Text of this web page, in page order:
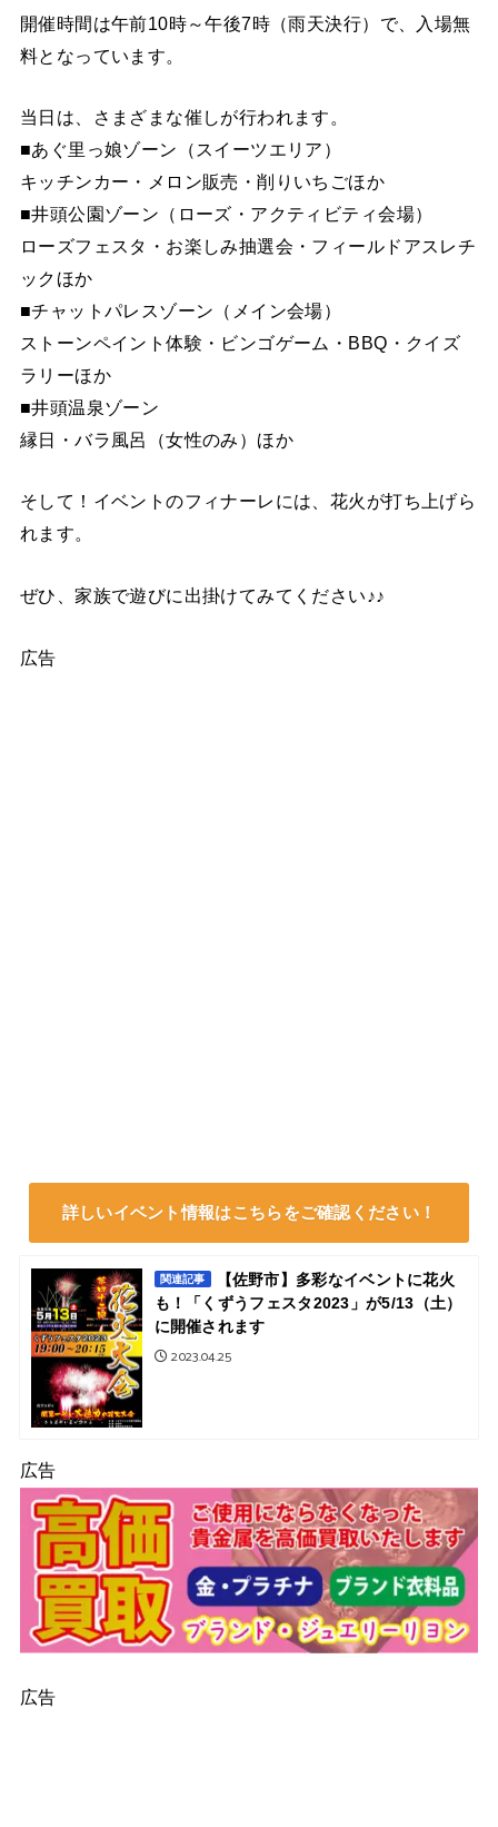
開催時間は午前10時～午後7時（雨天決行）で、入場無
料となっています。
当日は、さまざまな催しが行われます。
■あぐ里っ娘ゾーン（スイーツエリア）
キッチンカー・メロン販売・削りいちごほか
■井頭公園ゾーン（ローズ・アクティビティ会場）
ローズフェスタ・お楽しみ抽選会・フィールドアスレチ
ックほか
■チャットパレスゾーン（メイン会場）
ストーンペイント体験・ビンゴゲーム・BBQ・クイズ
ラリーほか
■井頭温泉ゾーン
縁日・バラ風呂（女性のみ）ほか
そして！イベントのフィナーレには、花火が打ち上げら
れます。
ぜひ、家族で遊びに出掛けてみてください♪♪
広告
詳しいイベント情報はこちらをご確認ください！
関連記事
【佐野市】多彩なイベントに花火
も！「くずうフェスタ2023」が5/13（土）
に開催されます
2023.04.25
広告
広告